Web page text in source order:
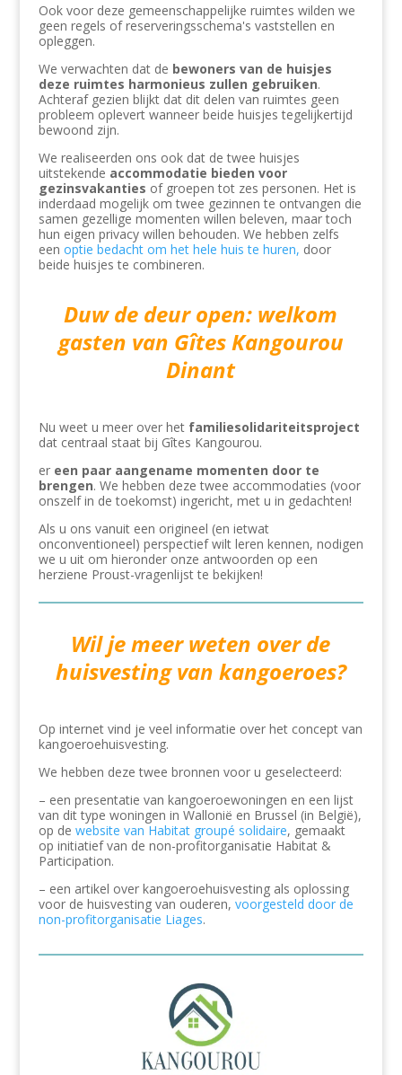
Ook voor deze gemeenschappelijke ruimtes wilden we
geen regels of reserveringsschema's vaststellen en
opleggen.
We verwachten dat de bewoners van de huisjes
deze ruimtes harmonieus zullen gebruiken.
Achteraf gezien blijkt dat dit delen van ruimtes geen
probleem oplevert wanneer beide huisjes tegelijkertijd
bewoond zijn.
We realiseerden ons ook dat de twee huisjes
uitstekende accommodatie bieden voor
gezinsvakanties of groepen tot zes personen. Het is
inderdaad mogelijk om twee gezinnen te ontvangen die
samen gezellige momenten willen beleven, maar toch
hun eigen privacy willen behouden. We hebben zelfs
een optie bedacht om het hele huis te huren, door
beide huisjes te combineren.
Duw de deur open: welkom
gasten van Gîtes Kangourou
Dinant
Nu weet u meer over het familiesolidariteitsproject
dat centraal staat bij Gîtes Kangourou.
er een paar aangename momenten door te
brengen. We hebben deze twee accommodaties (voor
onszelf in de toekomst) ingericht, met u in gedachten!
Als u ons vanuit een origineel (en ietwat
onconventioneel) perspectief wilt leren kennen, nodigen
we u uit om hieronder onze antwoorden op een
herziene Proust-vragenlijst te bekijken!
Wil je meer weten over de
huisvesting van kangoeroes?
Op internet vind je veel informatie over het concept van
kangoeroehuisvesting.
We hebben deze twee bronnen voor u geselecteerd:
– een presentatie van kangoeroewoningen en een lijst
van dit type woningen in Wallonië en Brussel (in België),
op de website van Habitat groupé solidaire, gemaakt
op initiatief van de non-profitorganisatie Habitat &
Participation.
– een artikel over kangoeroehuisvesting als oplossing
voor de huisvesting van ouderen, voorgesteld door de
non-profitorganisatie Liages.